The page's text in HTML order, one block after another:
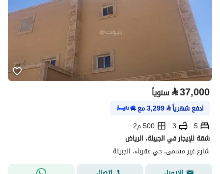
⃁37,000 سنوياً
ادفع شهرياً⃁
3,299مع
5
3
500 م2
شقة للإيجار في الجبيلة، الرياض
شارع غير مسمى، حي عقرباء، الجبيلة